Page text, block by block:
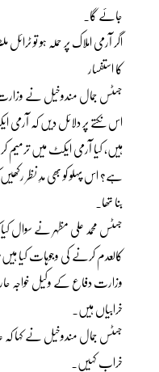
جائے گا۔
اگر آرمی املاک پر حملہ ہو تو
کا استفسار
جسٹس جمال مندوخیل نے
اس نکتے پر دلائل دیں کہ
ہیں، کیا آرمی ایکٹ میں
بنا تھا۔
جسٹس محمد علی مظہر نے سوال
کالعدم کرنے کی وجوہات کیا
وزارت دفاع کے وکیل خواجہ
خرابیاں ہیں۔
جسٹس جمال مندوخیل نے کہا کہ
خراب کہیں۔